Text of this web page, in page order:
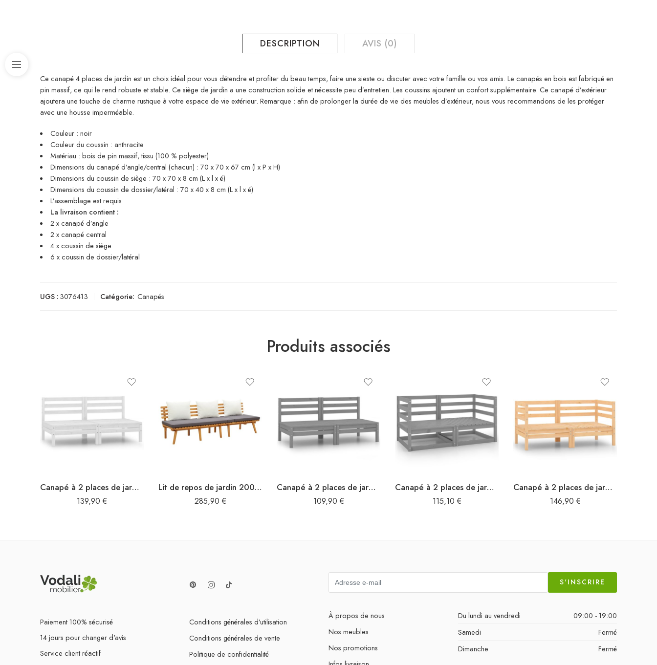
DESCRIPTION AVIS (0)
Ce canapé 4 places de jardin est un choix idéal pour vous détendre et profiter du beau temps, faire une sieste ou discuter avec votre famille ou vos amis. Le canapés en bois est fabriqué en
pin massif, ce qui le rend robuste et stable. Ce siège de jardin a une construction solide et nécessite peu d’entretien. Les coussins ajoutent un confort supplémentaire. Ce canapé d’extérieur
ajoutera une touche de charme rustique à votre espace de vie extérieur. Remarque : afin de prolonger la durée de vie des meubles d’extérieur, nous vous recommandons de les protéger
avec une housse imperméable.
Couleur : noir
Couleur du coussin : anthracite
Matériau : bois de pin massif, tissu (100 % polyester)
Dimensions du canapé d’angle/central (chacun) : 70 x 70 x 67 cm (l x P x H)
Dimensions du coussin de siège : 70 x 70 x 8 cm (L x l x é)
Dimensions du coussin de dossier/latéral : 70 x 40 x 8 cm (L x l x é)
L’assemblage est requis
La livraison contient :
2 x canapé d’angle
2 x canapé central
4 x coussin de siège
6 x coussin de dossier/latéral
UGS :3076413 Catégorie: Canapés
Produits associés
Canapé à 2 places de jardin Blanc Bois de pin solide
139,90 €
Lit de repos de jardin 200×65 cm Bois d’acacia solide
285,90 €
Canapé à 2 places de jardin Gris Bois de pin solide
109,90 €
Canapé à 2 places de jardin Gris Bois de pin solide
115,10 €
Canapé à 2 places de jardin Bois de pin solide
146,90 €
Paiement 100% sécurisé
14 jours pour changer d'avis
Service client réactif
Conditions générales d’utilisation
Conditions générales de vente
Politique de confidentialité
S'INSCRIRE
À propos de nous
Nos meubles
Nos promotions
Du lundi au vendredi
09:00 - 19:00
Samedi
Fermé
Dimanche
Fermé